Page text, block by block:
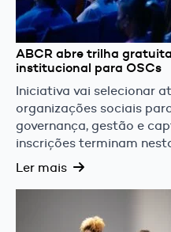
ABCR abre trilha
institucional para OSCs
Iniciativa vai selecionar
organizações sociais
governança, gestão e
inscrições terminam
Ler mais